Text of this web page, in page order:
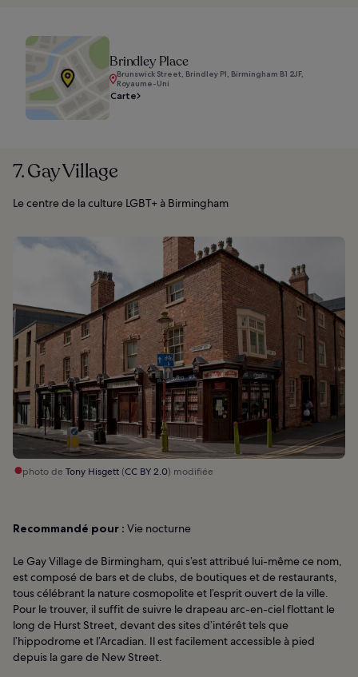
Brindley Place
Brunswick Street, Brindley Pl, Birmingham B1 2JF,
Royaume-Uni
Carte
7. Gay Village
Le centre de la culture LGBT+ à Birmingham
photo de Tony Hisgett(CC BY 2.0) modifiée
Recommandé pour : Vie nocturne
Le Gay Village de Birmingham, qui s’est attribué lui-même ce nom,
est composé de bars et de clubs, de boutiques et de restaurants,
tous célébrant la nature cosmopolite et l’esprit ouvert de la ville.
Pour le trouver, il suffit de suivre le drapeau arc-en-ciel flottant le
long de Hurst Street, devant des sites d’intérêt tels que
l’hippodrome et l’Arcadian. Il est facilement accessible à pied
depuis la gare de New Street.